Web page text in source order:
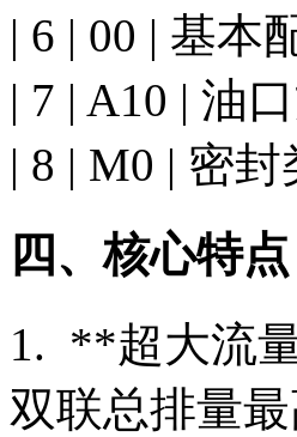
| 6 | 00 | 基本
| 7 | A10 | 油
| 8 | M0 | 密
四、核心特点
1. **超大流
双联总排量